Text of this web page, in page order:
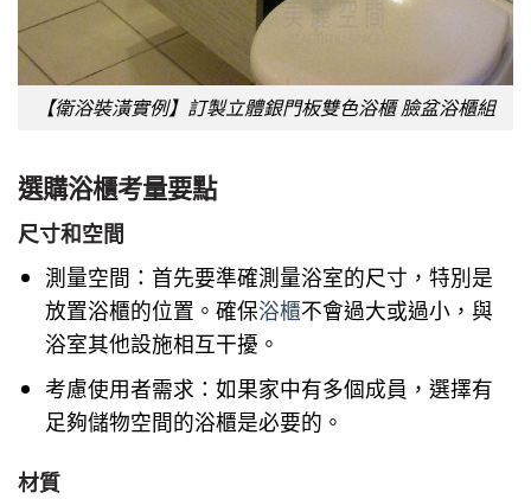
【衛浴裝潢實例】訂製立體銀門板雙色浴櫃 臉盆浴櫃組
選購浴櫃考量要點
尺寸和空間
測量空間：首先要準確測量浴室的尺寸，特別是
放置浴櫃的位置。確保浴櫃不會過大或過小，與
浴室其他設施相互干擾。
考慮使用者需求：如果家中有多個成員，選擇有
足夠儲物空間的浴櫃是必要的。
材質